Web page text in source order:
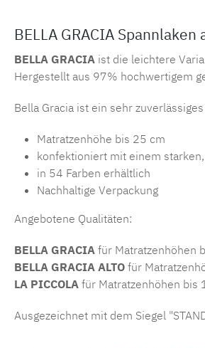
BELLA GRACIA
BELLA GRACIA ist die leichtere
Hergestellt aus 97% hochwertigem
Bella Gracia ist ein sehr
Matratzenhöhe bis 25 cm
konfektioniert mit einem
in 54 Farben erhältlich
Nachhaltige Verpackung
Angebotene Qualitäten:
BELLA GRACIA für Matratzenhöhen
BELLA GRACIA ALTO für
LA PICCOLA für Matratzenhöhen bis
Ausgezeichnet mit dem Siegel